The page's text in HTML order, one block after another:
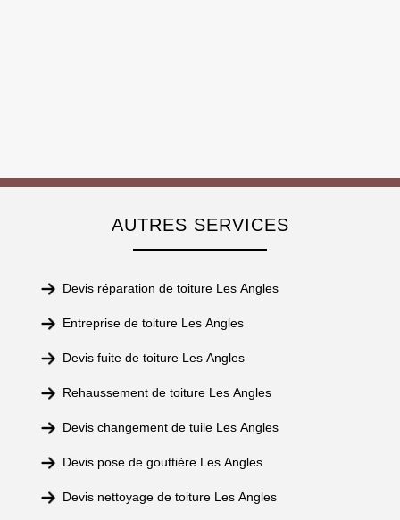
AUTRES SERVICES
Devis réparation de toiture Les Angles
Entreprise de toiture Les Angles
Devis fuite de toiture Les Angles
Rehaussement de toiture Les Angles
Devis changement de tuile Les Angles
Devis pose de gouttière Les Angles
Devis nettoyage de toiture Les Angles